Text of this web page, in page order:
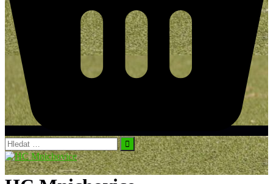
Vyhledávání